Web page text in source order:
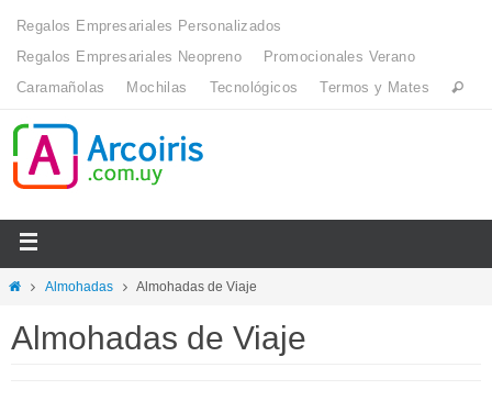
Regalos Empresariales Personalizados
Regalos Empresariales Neopreno
Promocionales Verano
Caramañolas
Mochilas Tecnológicos Termos y Mates
Almohadas Almohadas de Viaje
Almohadas de Viaje